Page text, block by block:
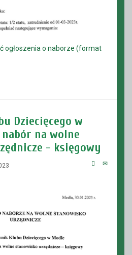
ogłoszenia o naborze (format
Dziecięcego w
nabór na wolne
- księgowy